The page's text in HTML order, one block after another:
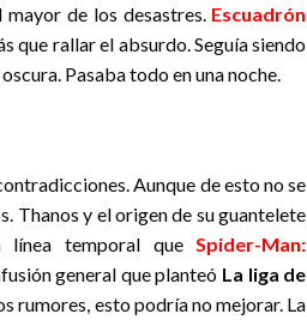
mayor de los desastres. Escuadrón
que rallar el absurdo. Seguía siendo
Pasaba todo en una noche.
Aunque de esto no se
Thanos y el origen de su guantelete
línea temporal queSpider-Man:
general que planteó La liga de
rumores, esto podría no mejorar. La